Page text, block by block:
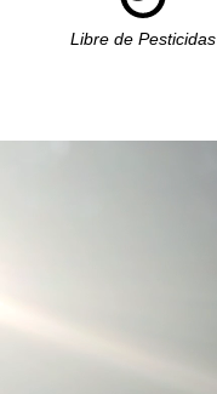
Libre de Pesticidas